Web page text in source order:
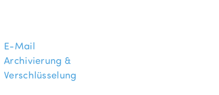
E-Mail
Archivierung &
Verschlüsselung